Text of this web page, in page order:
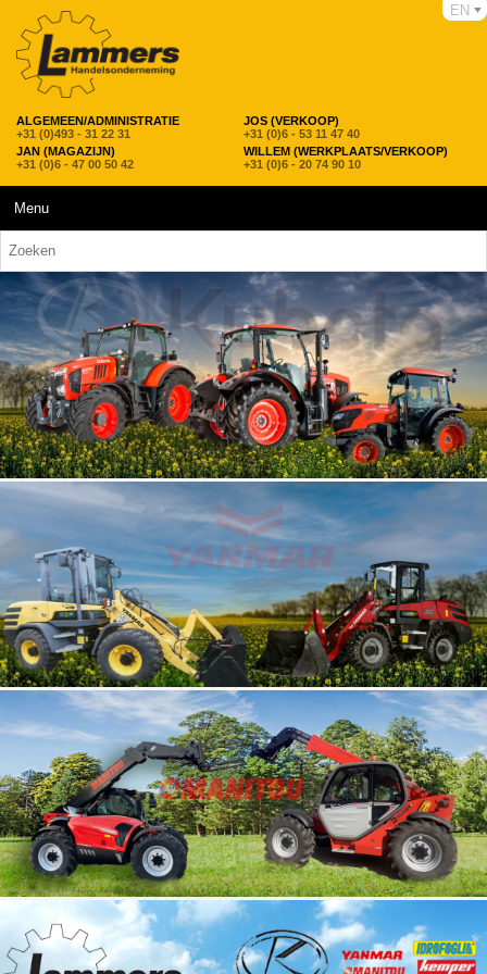
ALGEMEEN/ADMINISTRATIE
+31 (0)493 - 31 22 31
JOS (VERKOOP)
+31 (0)6 - 53 11 47 40
JAN (MAGAZIJN)
+31 (0)6 - 47 00 50 42
WILLEM (WERKPLAATS/VERKOOP)
+31 (0)6 - 20 74 90 10
EN
Menu